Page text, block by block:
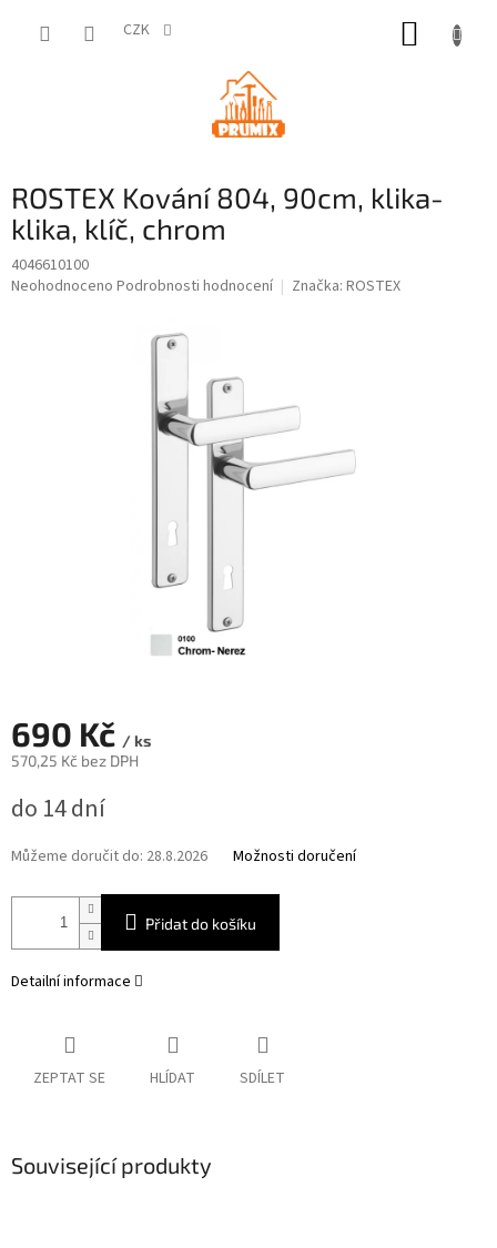
CZK
ROSTEX Kování 804, 90cm, klika-
klika, klíč, chrom
4046610100
Průměrné
Neohodnoceno Podrobnosti hodnocení Značka: ROSTEX
690 Kč / ks
570,25 Kč bez DPH
cena:
do 14 dní
Můžeme doručit do: 28.8.2026 Možnosti doručení
Přidat do košíku
Detailní informace
ZEPTAT SE HLÍDAT SDÍLET
Související produkty